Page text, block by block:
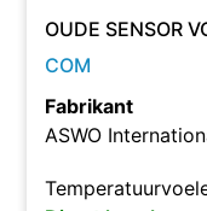
OUDE SENSOR
COM
Fabrikant
ASWO